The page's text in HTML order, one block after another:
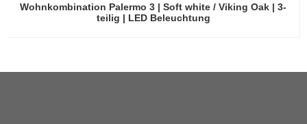
Wohnkombination Palermo 3 | Soft white / Viking Oak | 3-
teilig | LED Beleuchtung